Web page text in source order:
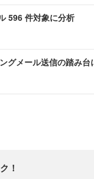
596 件対象に分析
グメール送信の踏み台
！